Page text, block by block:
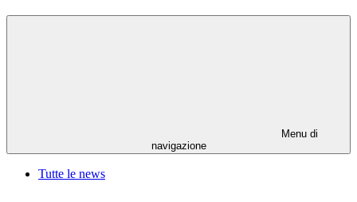
Menu di
navigazione
Tutte le news